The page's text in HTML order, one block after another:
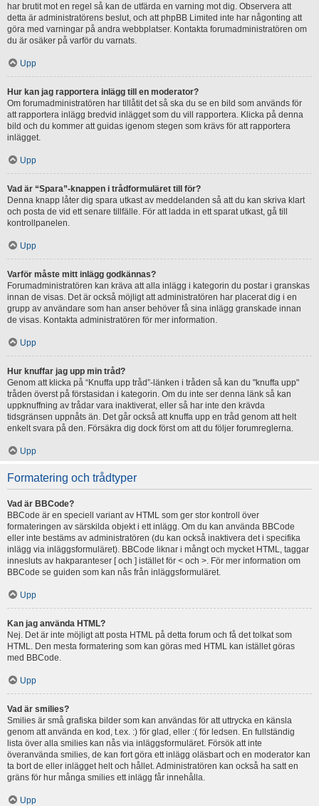
har brutit mot en regel så kan de utfärda en varning mot dig. Observera att
detta är administratörens beslut, och att phpBB Limited inte har någonting att
göra med varningar på andra webbplatser. Kontakta forumadministratören om
du är osäker på varför du varnats.
Upp
Hur kan jag rapportera inlägg till en moderator?
Om forumadministratören har tillåtit det så ska du se en bild som används för
att rapportera inlägg bredvid inlägget som du vill rapportera. Klicka på denna
bild och du kommer att guidas igenom stegen som krävs för att rapportera
inlägget.
Upp
Vad är “Spara”-knappen i trådformuläret till för?
Denna knapp låter dig spara utkast av meddelanden så att du kan skriva klart
och posta de vid ett senare tillfälle. För att ladda in ett sparat utkast, gå till
kontrollpanelen.
Upp
Varför måste mitt inlägg godkännas?
Forumadministratören kan kräva att alla inlägg i kategorin du postar i granskas
innan de visas. Det är också möjligt att administratören har placerat dig i en
grupp av användare som han anser behöver få sina inlägg granskade innan
de visas. Kontakta administratören för mer information.
Upp
Hur knuffar jag upp min tråd?
Genom att klicka på “Knuffa upp tråd”-länken i tråden så kan du "knuffa upp"
tråden överst på förstasidan i kategorin. Om du inte ser denna länk så kan
uppknuffning av trådar vara inaktiverat, eller så har inte den krävda
tidsgränsen uppnåts än. Det går också att knuffa upp en tråd genom att helt
enkelt svara på den. Försäkra dig dock först om att du följer forumreglerna.
Upp
Formatering och trådtyper
Vad är BBCode?
BBCode är en speciell variant av HTML som ger stor kontroll över
formateringen av särskilda objekt i ett inlägg. Om du kan använda BBCode
eller inte bestäms av administratören (du kan också inaktivera det i specifika
inlägg via inläggsformuläret). BBCode liknar i mångt och mycket HTML, taggar
innesluts av hakparanteser [ och ] istället för < och >. För mer information om
BBCode se guiden som kan nås från inläggsformuläret.
Upp
Kan jag använda HTML?
Nej. Det är inte möjligt att posta HTML på detta forum och få det tolkat som
HTML. Den mesta formatering som kan göras med HTML kan istället göras
med BBCode.
Upp
Vad är smilies?
Smilies är små grafiska bilder som kan användas för att uttrycka en känsla
genom att använda en kod, t.ex. :) för glad, eller :( för ledsen. En fullständig
lista över alla smilies kan nås via inläggsformuläret. Försök att inte
överanvända smilies, de kan fort göra ett inlägg oläsbart och en moderator kan
ta bort de eller inlägget helt och hållet. Administratören kan också ha satt en
gräns för hur många smilies ett inlägg får innehålla.
Upp